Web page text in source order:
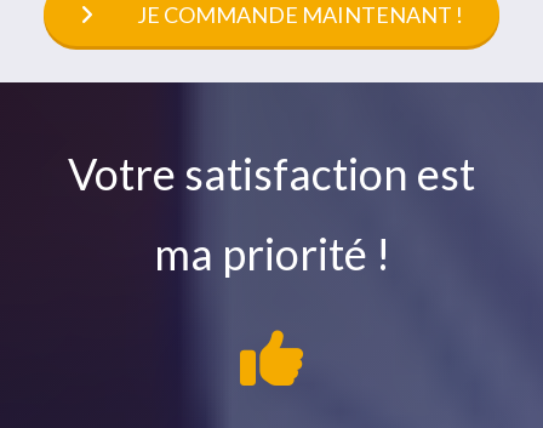
JE COMMANDE MAINTENANT !
Votre satisfaction est
ma priorité !